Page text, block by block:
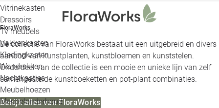
Vitrinekasten
Dressoirs
Tv meubels
Vakkenkasten
Kledingkasten
Wandrekken
Nachtkastjes
Meubelhoezen
Meubelonderhoud
FloraWorks
De collectie van FloraWorks bestaat uit een uitgebreid en divers
aanbod van kunstplanten, kunstbloemen en kunststelen.
Onderdeel van de collectie is een mooie en unieke lijn van zelf
samengestelde kunstboeketten en pot-plant combinaties.
Bekijk alles van FloraWorks